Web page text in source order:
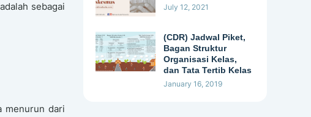
sebagai
menurun dari
July 12, 2021
(CDR) Jadwal Piket,
Bagan Struktur
Organisasi Kelas,
dan Tata Tertib Kelas
January 16, 2019